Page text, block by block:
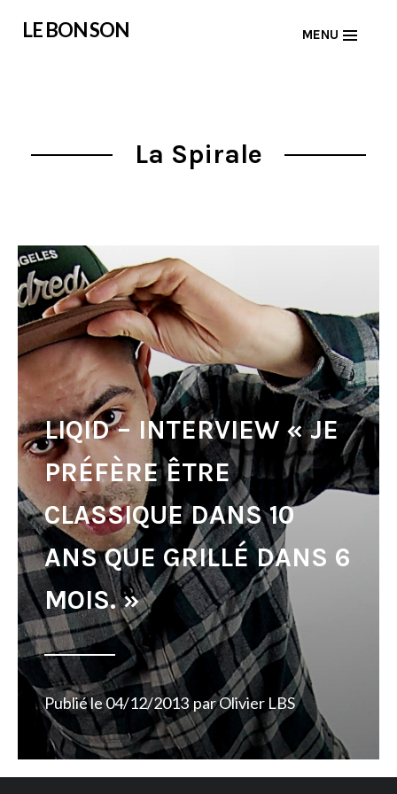
LE BON SON MENU
La Spirale
LIQID – INTERVIEW « JE
PRÉFÈRE ÊTRE
CLASSIQUE DANS 10
ANS QUE GRILLÉ DANS 6
MOIS. »
Publié le04/12/2013 parOlivier LBS